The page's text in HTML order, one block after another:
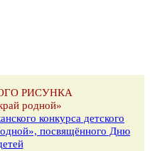
РИСУНКА
родной»
конкурса детского
посвящённого Дню